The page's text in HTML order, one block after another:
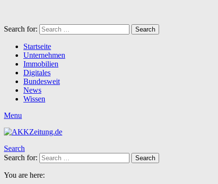
Search for: Search
Startseite
Unternehmen
Immobilien
Digitales
Bundesweit
News
Wissen
Menu
Search
Search for:
Search
You are here: